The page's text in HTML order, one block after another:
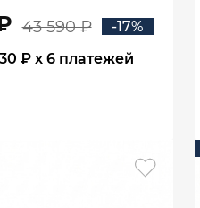
43 590 ₽
-17%
₽x 6 платежей